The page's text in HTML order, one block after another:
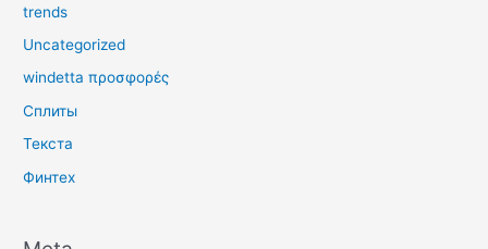
trends
Uncategorized
windetta προσφορές
Сплиты
Текста
Финтех